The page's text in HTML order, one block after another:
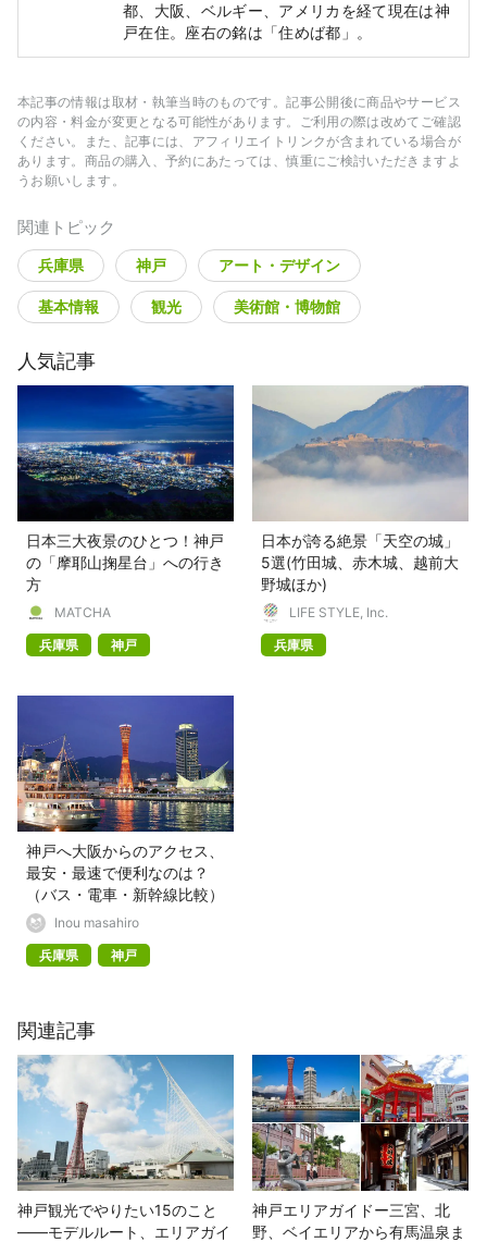
都、大阪、ベルギー、アメリカを経て現在は神
戸在住。座右の銘は「住めば都」。
本記事の情報は取材・執筆当時のものです。記事公開後に商品やサービス
の内容・料金が変更となる可能性があります。ご利用の際は改めてご確認
ください。また、記事には、アフィリエイトリンクが含まれている場合が
あります。商品の購入、予約にあたっては、慎重にご検討いただきますよ
うお願いします。
関連トピック
兵庫県 神戸 アート・デザイン
基本情報 観光 美術館・博物館
人気記事
日本三大夜景のひとつ！神戸
の「摩耶山掬星台」への行き
方
MATCHA
兵庫県
神戸
日本が誇る絶景「天空の城」
5選(竹田城、赤木城、越前大
野城ほか)
LIFE STYLE, Inc.
兵庫県
神戸へ大阪からのアクセス、
最安・最速で便利なのは？
（バス・電車・新幹線比較）
Inou masahiro
兵庫県
神戸
関連記事
神戸観光でやりたい15のこと
――モデルルート、エリアガイ
神戸エリアガイドー三宮、北
野、ベイエリアから有馬温泉ま